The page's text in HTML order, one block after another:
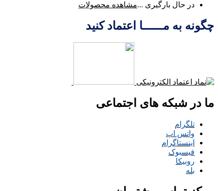
در حال بارگیری ...مشاهده محصولات
چگونه به مــــــا اعتماد کنید
ما در شبکه های اجتماعی
تلگرام
واتس اپ
اینستاگرام
فیسبوک
روبیکا
بله